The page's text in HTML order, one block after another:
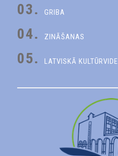
03. GRIBA
04. ZINĀŠANAS
05. LATVISKĀ KULTŪRVIDE